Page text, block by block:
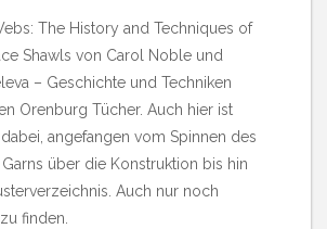
The History and Techniques of
Shawls von Carol Noble und
– Geschichte und Techniken
Orenburg Tücher. Auch hier ist
angefangen vom Spinnen des
über die Konstruktion bis hin
Auch nur noch
finden.